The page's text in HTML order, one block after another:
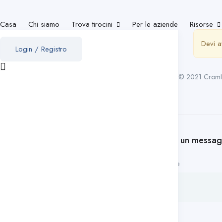
Casa Chi siamo Trova tirocini Per le aziende Risorse
Login / Registro Devi
© 2021
Lasciate un
Il tuo nome